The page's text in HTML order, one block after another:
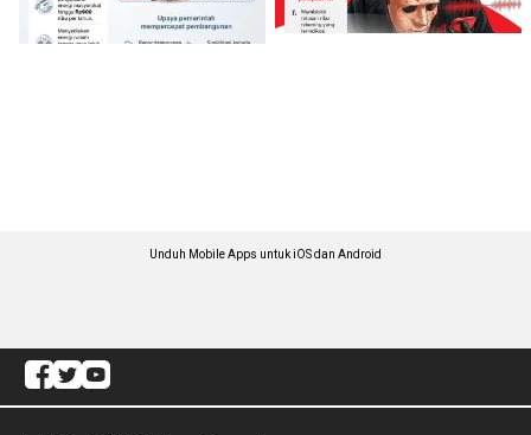
Unduh Mobile Apps untuk iOS dan Android